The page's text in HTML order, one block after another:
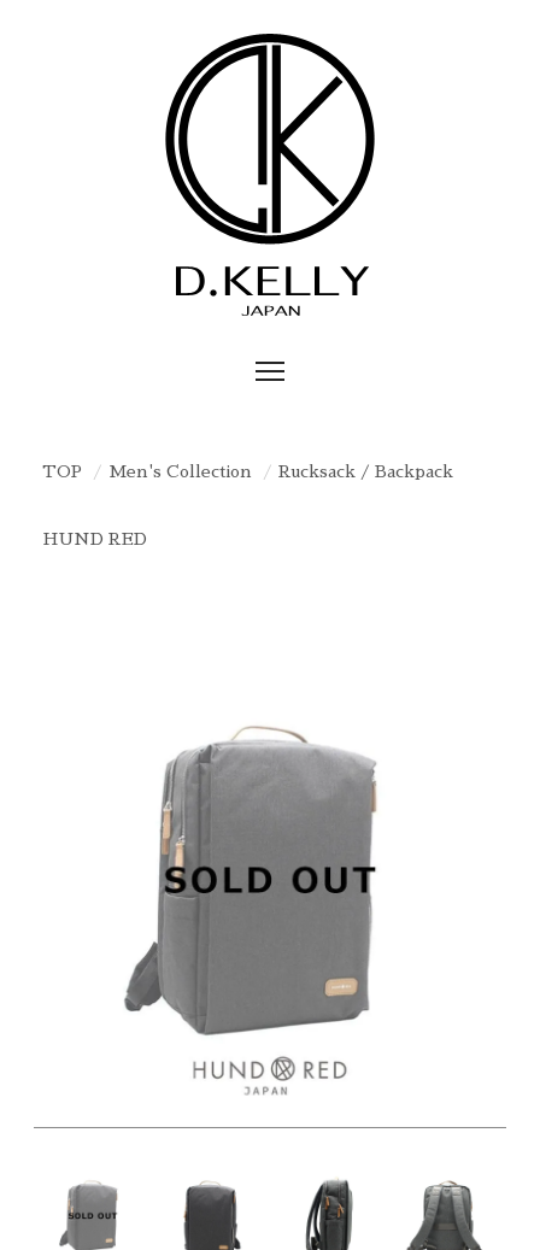
TOP Men's Collection Rucksack / Backpack
HUND RED